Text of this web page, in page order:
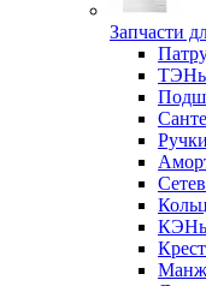
Запчасти
ТЭНы